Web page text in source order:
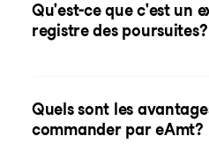
Qu'est-ce que c'est un
registre des poursuites?
Quels sont les
commander par eAmt?